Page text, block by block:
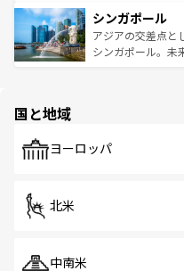
参照してほしい。
激する。気候は一
が待っている。親
た文化、そして多
み、どこを訪れて
ており、効率よく
うな絶景から文化
シンガポール
アジアの交差点と
シンガポール。未
で、ホーカーズは
国と地域
ヨーロッパ
北米
中南米